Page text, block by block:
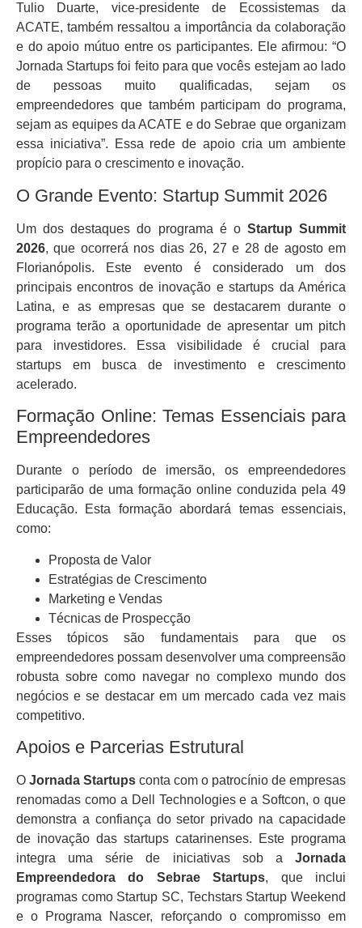
Tulio Duarte, vice-presidente de Ecossistemas da
ACATE, também ressaltou a importância da colaboração
e do apoio mútuo entre os participantes. Ele afirmou: “O
Jornada Startups foi feito para que vocês estejam ao lado
de pessoas muito qualificadas, sejam os
empreendedores que também participam do programa,
sejam as equipes da ACATE e do Sebrae que organizam
essa iniciativa”. Essa rede de apoio cria um ambiente
propício para o crescimento e inovação.
O Grande Evento: Startup Summit 2026
Um dos destaques do programa é o Startup Summit
2026, que ocorrerá nos dias 26, 27 e 28 de agosto em
Florianópolis. Este evento é considerado um dos
principais encontros de inovação e startups da América
Latina, e as empresas que se destacarem durante o
programa terão a oportunidade de apresentar um pitch
para investidores. Essa visibilidade é crucial para
startups em busca de investimento e crescimento
acelerado.
Formação Online: Temas Essenciais para
Empreendedores
Durante o período de imersão, os empreendedores
participarão de uma formação online conduzida pela 49
Educação. Esta formação abordará temas essenciais,
como:
Proposta de Valor
Estratégias de Crescimento
Marketing e Vendas
Técnicas de Prospecção
Esses tópicos são fundamentais para que os
empreendedores possam desenvolver uma compreensão
robusta sobre como navegar no complexo mundo dos
negócios e se destacar em um mercado cada vez mais
competitivo.
Apoios e Parcerias Estrutural
O Jornada Startups conta com o patrocínio de empresas
renomadas como a Dell Technologies e a Softcon, o que
demonstra a confiança do setor privado na capacidade
de inovação das startups catarinenses. Este programa
integra uma série de iniciativas sob a Jornada
Empreendedora do Sebrae Startups, que inclui
programas como Startup SC, Techstars Startup Weekend
e o Programa Nascer, reforçando o compromisso em